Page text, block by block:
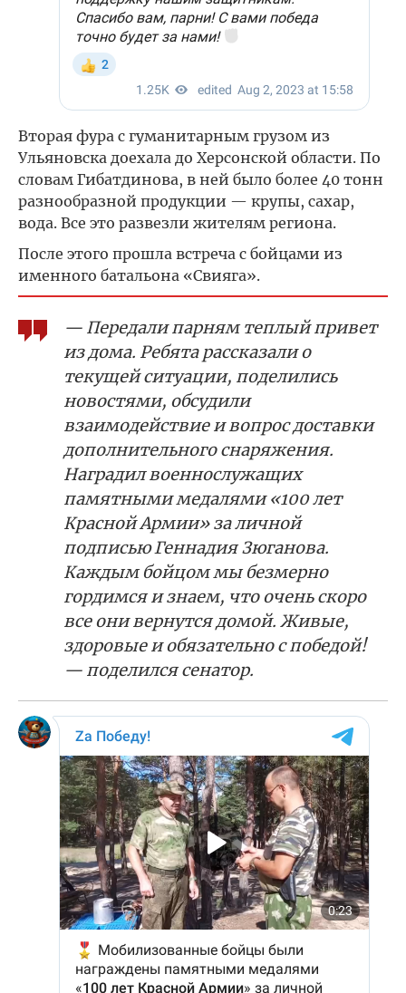
Вторая фура с гуманитарным грузом из
Ульяновска доехала до Херсонской области. По
словам Гибатдинова, в ней было более 40 тонн
разнообразной продукции — крупы, сахар,
вода. Все это развезли жителям региона.
После этого прошла встреча с бойцами из
именного батальона «Свияга».
— Передали парням теплый привет
из дома. Ребята рассказали о
текущей ситуации, поделились
новостями, обсудили
взаимодействие и вопрос доставки
дополнительного снаряжения.
Наградил военнослужащих
памятными медалями «100 лет
Красной Армии» за личной
подписью Геннадия Зюганова.
Каждым бойцом мы безмерно
гордимся и знаем, что очень скоро
все они вернутся домой. Живые,
здоровые и обязательно с победой!
— поделился сенатор.